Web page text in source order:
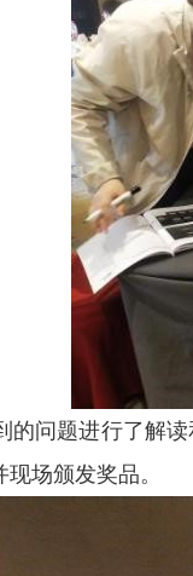
的问题进行了解
场颁发奖品。